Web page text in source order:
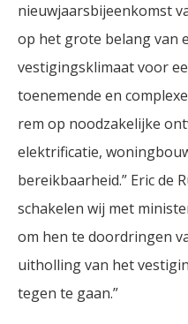
nieuwjaarsbijeenkomst
op het grote belang van
vestigingsklimaat voor
toenemende en
rem op noodzakelijke
elektrificatie,
bereikbaarheid.” Eric de
schakelen wij met
om hen te doordringen
uitholling van het
tegen te gaan.”